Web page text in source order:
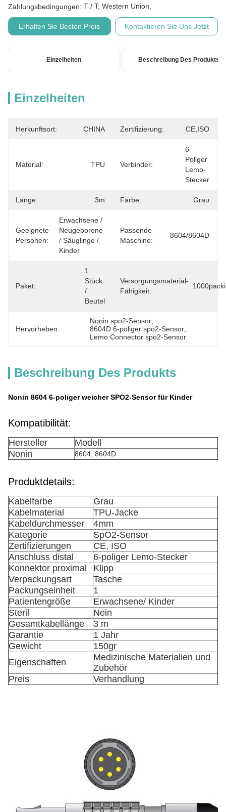
Zahlungsbedingungen: T / T, Western Union,
Erhalten Sie Besten Preis Kontaktieren Sie Uns Jetzt
Einzelheiten Beschreibung Des Produkts
Einzelheiten
Herkunftsort: CHINA Zertifizierung: CE,ISO
Material: TPU Verbinder:
6-
Poliger
Lemo-
Stecker
Länge: 3m Farbe: Grau
Geeignete
Personen:
Erwachsene /
Neugeborene
/ Säuglinge /
Kinder
Passende
Maschine:
8604/8604D
Paket:
1
Stück
/
Beutel
Versorgungsmaterial-
Fähigkeit:
Hervorheben:
Nonin spo2-Sensor
8604D 6-poliger spo2-Sensor
Lemo Connector spo2-Sensor
Beschreibung Des Produkts
Nonin 8604 6-poliger weicher SPO2-Sensor für Kinder
Kompatibilität:
Hersteller
Modell
Nonin
8604, 8604D
Produktdetails:
Kabelfarbe
Grau
Kabelmaterial
TPU-Jacke
Kabeldurchmesser
4mm
Kategorie
SpO2-Sensor
Zertifizierungen
CE, ISO
Anschluss distal
6-poliger Lemo-Stecker
Konnektor proximal
Klipp
Verpackungsart
Tasche
Packungseinheit
1
Patientengröße
Erwachsene/ Kinder
Steril
Nein
Gesamtkabellänge
3 m
Garantie
1 Jahr
Gewicht
150gr
Eigenschaften
Medizinische Materialien und
Zubehör
Preis
Verhandlung